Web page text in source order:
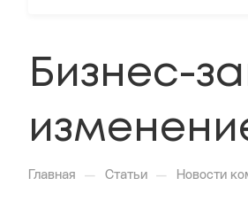
Бизнес-
Главная — Статьи — Новости